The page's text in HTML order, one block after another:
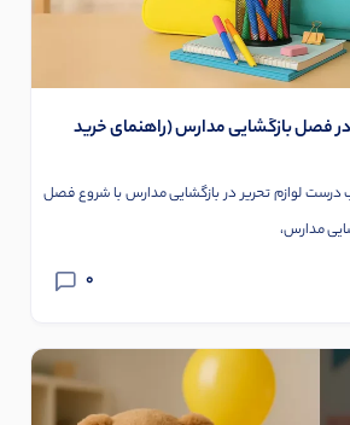
فصل بازگشایی مدارس (راهنمای خرید
درست لوازم تحریر در بازگشایی مدارس با شروع فصل
مدارس،
0